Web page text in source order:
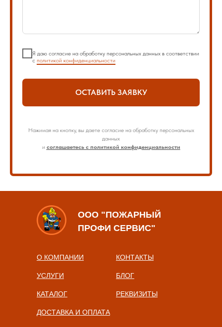
Я даю согласие на обработку персональных данных в соответствии
с политикой конфиденциальности
ОСТАВИТЬ ЗАЯВКУ
Нажимая на кнопку, вы даете согласие на обработку персональных
данных
и соглашаетесь с политикой конфиденциальности
ООО "ПОЖАРНЫЙ
ПРОФИ СЕРВИС"
О КОМПАНИИ
УСЛУГИ
КАТАЛОГ
ДОСТАВКА И ОПЛАТА
КОНТАКТЫ
РЕКВИЗИТЫ
БЛОГ